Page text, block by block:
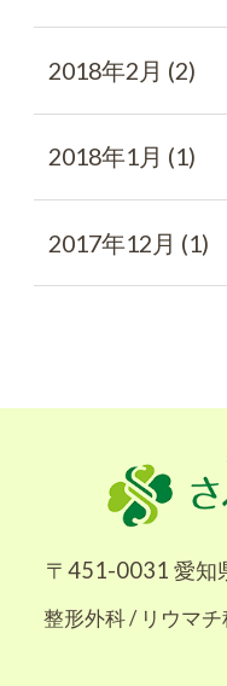
2018年2月 (2)
2018年1月 (1)
2017年12月 (1)
〒451-0031 愛知
整形外科 / リウマ